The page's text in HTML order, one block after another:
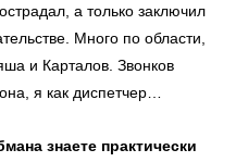
а только заключил
Много по области,
и Карталов. Звонков
я как диспетчер…
знаете практически